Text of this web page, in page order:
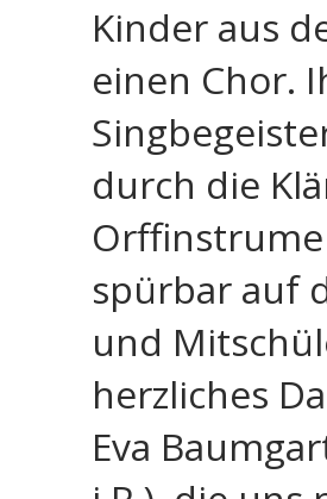
Kinder aus
einen Chor.
durch die
spürbar auf
und
herzliches
Eva